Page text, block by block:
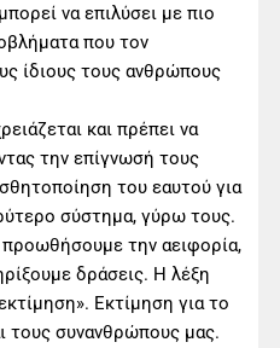
να επιλύσει με πιο
που τον
ίδιους τους ανθρώπους
και πρέπει να
την επίγνωσή τους
του εαυτού για
σύστημα, γύρω τους.
προωθήσουμε την αειφορία,
δράσεις. Η λέξη
Εκτίμηση για το
τους συνανθρώπους μας.